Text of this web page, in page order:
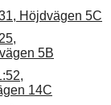
Höjdvägen 5C
5B
14C